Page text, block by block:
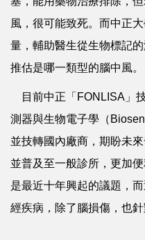
風，很可能致死。而中正
量，輔助醫生從生物標記
推估是哪一類型的腦中風。
目前中正「FONLISA」
測器與生物電子學（
並技轉國內廠商，期盼未
並普及至一般診所，更加
是最近十年興起的議題，
經疾病，除了腦損傷，也